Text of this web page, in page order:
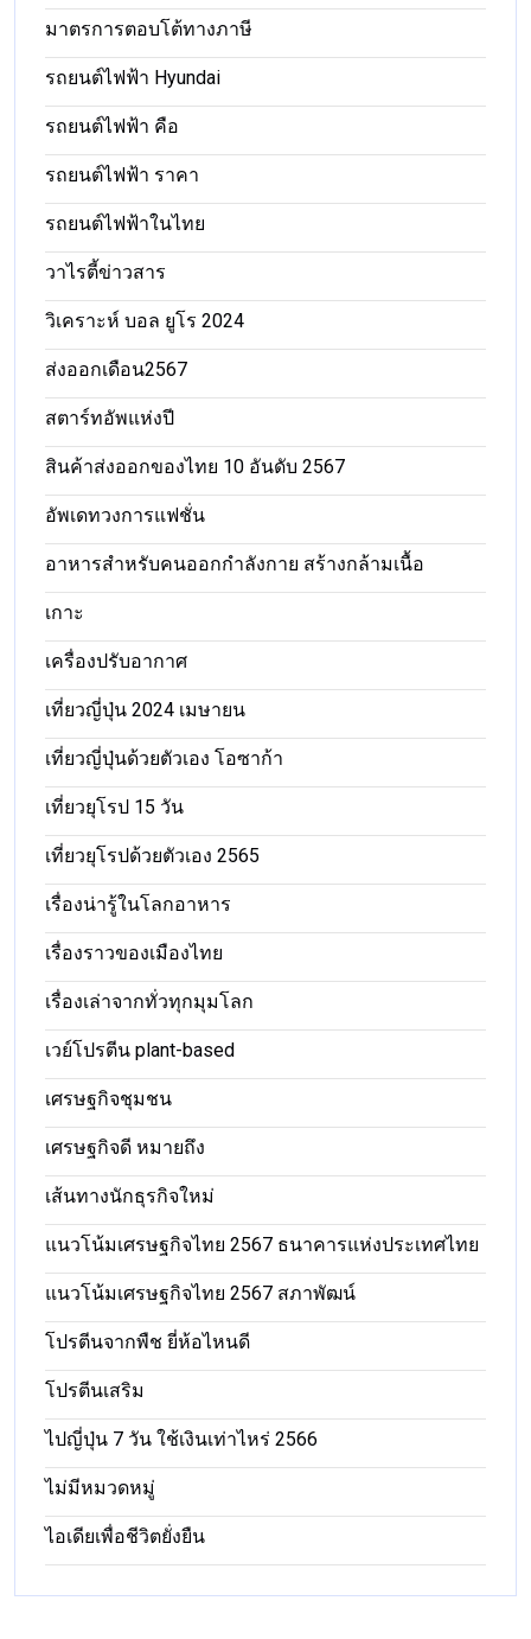
มาตรการตอบโต้ทางภาษี
รถยนต์ไฟฟ้า Hyundai
รถยนต์ไฟฟ้า คือ
รถยนต์ไฟฟ้า ราคา
รถยนต์ไฟฟ้าในไทย
วาไรตี้ข่าวสาร
วิเคราะห์ บอล ยูโร 2024
ส่งออกเดือน2567
สตาร์ทอัพแห่งปี
สินค้าส่งออกของไทย 10 อันดับ 2567
อัพเดทวงการแฟชั่น
อาหารสําหรับคนออกกําลังกาย สร้างกล้ามเนื้อ
เกาะ
เครื่องปรับอากาศ
เที่ยวญี่ปุ่น 2024 เมษายน
เที่ยวญี่ปุ่นด้วยตัวเอง โอซาก้า
เที่ยวยุโรป 15 วัน
เที่ยวยุโรปด้วยตัวเอง 2565
เรื่องน่ารู้ในโลกอาหาร
เรื่องราวของเมืองไทย
เรื่องเล่าจากทั่วทุกมุมโลก
เวย์โปรตีน plant-based
เศรษฐกิจชุมชน
เศรษฐกิจดี หมายถึง
เส้นทางนักธุรกิจใหม่
แนวโน้มเศรษฐกิจไทย 2567 ธนาคารแห่งประเทศไทย
แนวโน้มเศรษฐกิจไทย 2567 สภาพัฒน์
โปรตีนจากพืช ยี่ห้อไหนดี
โปรตีนเสริม
ไปญี่ปุ่น 7 วัน ใช้เงินเท่าไหร่ 2566
ไม่มีหมวดหมู่
ไอเดียเพื่อชีวิตยั่งยืน